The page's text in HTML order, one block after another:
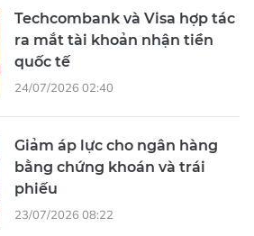
Techcombank và Visa hợp tác
ra mắt tài khoản nhận tiền
quốc tế
24/07/2026 02:40
Giảm áp lực cho ngân hàng
bằng chứng khoán và trái
phiếu
23/07/2026 08:22